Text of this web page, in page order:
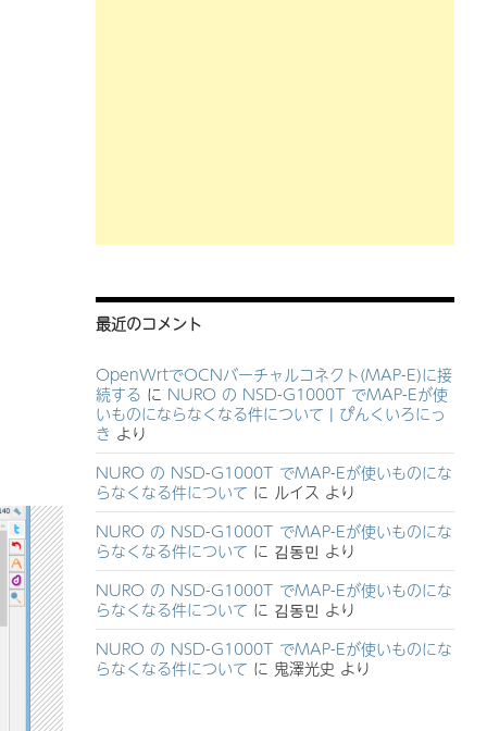
最近のコメント
OpenWrtでOCNバーチャルコネクト(MAP-E)に接
続する に NURO の NSD-G1000T でMAP-Eが使
いものにならなくなる件について | ぴんくいろにっ
き より
NURO の NSD-G1000T でMAP-Eが使いものにな
らなくなる件について に ルイス より
NURO の NSD-G1000T でMAP-Eが使いものにな
らなくなる件について に 김동민 より
NURO の NSD-G1000T でMAP-Eが使いものにな
らなくなる件について に 김동민 より
NURO の NSD-G1000T でMAP-Eが使いものにな
らなくなる件について に 鬼澤光史 より